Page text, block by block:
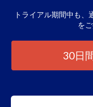
トライアル期間中も、
を
30日